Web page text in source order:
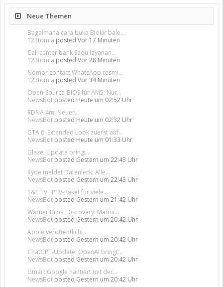
Neue Themen
Bagaimana cara buka Blokir bale...
123tomla posted Vor 17 Minuten
Call center bank Saqu layanan...
123tomla posted Vor 28 Minuten
Nomor contact WhatsApp resmi...
123tomla posted Vor 34 Minuten
Open-Source-BIOS für AM5: Nur...
NewsBot posted Heute um 02:52 Uhr
RDNA 4m: Neuer...
NewsBot posted Heute um 02:32 Uhr
GTA 6: Extended Look zuerst auf...
NewsBot posted Heute um 01:33 Uhr
Glaze: Update bringt...
NewsBot posted Gestern um 22:43 Uhr
Ryde meldet Datenleck: Alle...
NewsBot posted Gestern um 22:43 Uhr
1&1 TV: IPTV-Paket für viele...
NewsBot posted Gestern um 21:42 Uhr
Warner Bros. Discovery: Matrix...
NewsBot posted Gestern um 20:42 Uhr
Apple veröffentlicht...
NewsBot posted Gestern um 20:42 Uhr
ChatGPT-Update: OpenAI bringt...
NewsBot posted Gestern um 20:42 Uhr
Gmail: Google hantiert mit der...
NewsBot posted Gestern um 20:42 Uhr